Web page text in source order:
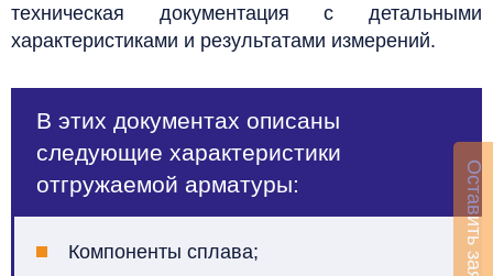
техническая документация с детальными
характеристиками и результатами измерений.
В этих документах описаны
следующие характеристики
отгружаемой арматуры:
Компоненты сплава; Оставить заявку